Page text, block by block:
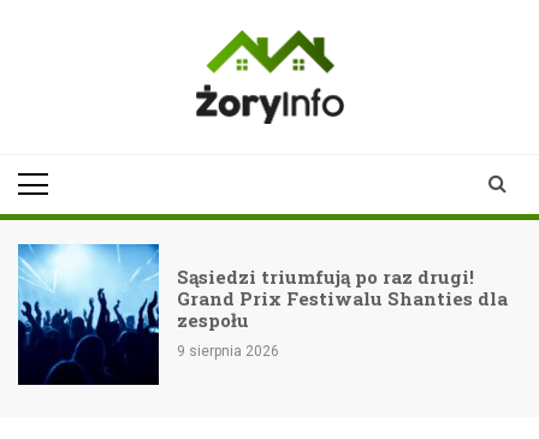
Sąsiedzi triumfują po raz drugi!
Grand Prix Festiwalu Shanties dla
zespołu
9 sierpnia 2026